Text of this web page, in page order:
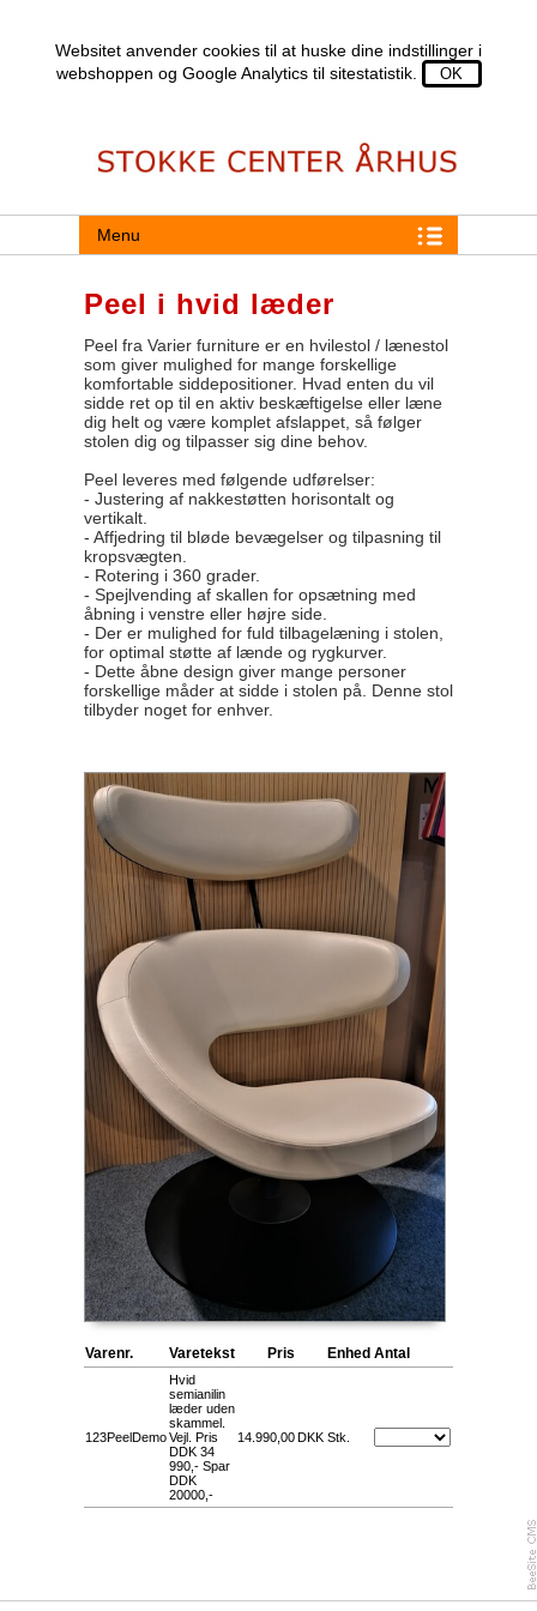
Websitet anvender cookies til at huske dine indstillinger i
webshoppen og Google Analytics til sitestatistik.
Menu
Peel i hvid læder
Peel fra Varier furniture er en hvilestol / lænestol
som giver mulighed for mange forskellige
komfortable siddepositioner. Hvad enten du vil
sidde ret op til en aktiv beskæftigelse eller læne
dig helt og være komplet afslappet, så følger
stolen dig og tilpasser sig dine behov.
Peel leveres med følgende udførelser:
- Justering af nakkestøtten horisontalt og
vertikalt.
- Affjedring til bløde bevægelser og tilpasning til
kropsvægten.
- Rotering i 360 grader.
- Spejlvending af skallen for opsætning med
åbning i venstre eller højre side.
- Der er mulighed for fuld tilbagelæning i stolen,
for optimal støtte af lænde og rygkurver.
- Dette åbne design giver mange personer
forskellige måder at sidde i stolen på. Denne stol
tilbyder noget for enhver.
Varenr. Varetekst Pris Enhed Antal
123PeelDemo
Hvid
semianilin
læder uden
skammel.
Vejl. Pris
DDK 34
990,- Spar
DDK
20000,-
14.990,00DKK Stk.